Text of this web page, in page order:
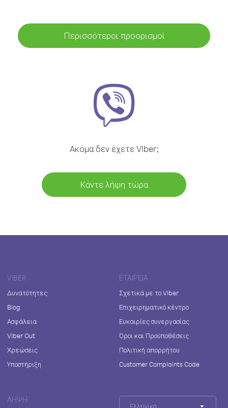
Περισσότεροι προορισμοί
Ακόμα δεν έχετε Viber;
Κάντε λήψη τώρα
VIBER
Δυνατότητες
Blog
Ασφάλεια
Viber Out
Χρεώσεις
Υποστήριξη
ΕΤΑΙΡΕΊΑ
Σχετικά με το Viber
Επιχειρηματικό κέντρο
Ευκαιρίες συνεργασίας
Όροι και Προϋποθέσεις
Πολιτική απορρήτου
Customer Complaints Code
ΛΉΨΗ
Ελληνικά